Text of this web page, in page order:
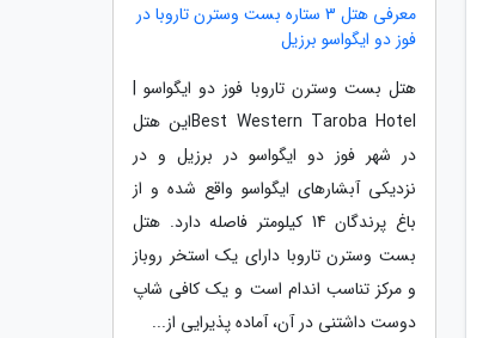
معرفی هتل 3 ستاره بست وسترن تاروبا در
فوز دو ایگواسو برزیل
هتل بست وسترن تاروبا فوز دو ایگواسو |
Best Western Taroba Hotelاین هتل
در شهر فوز دو ایگواسو در برزیل و در
نزدیکی آبشارهای ایگواسو واقع شده و از
باغ پرندگان 14 کیلومتر فاصله دارد. هتل
بست وسترن تاروبا دارای یک استخر روباز
و مرکز تناسب اندام است و یک کافی شاپ
دوست داشتنی در آن، آماده پذیرایی از...